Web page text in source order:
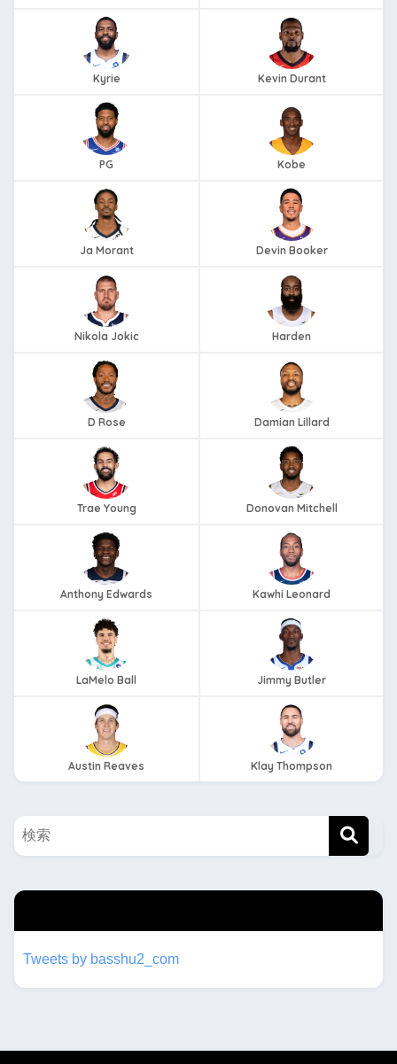
Kyrie Kevin Durant
PG Kobe
Ja Morant Devin Booker
Nikola Jokic Harden
D Rose Damian Lillard
Trae Young Donovan Mitchell
Anthony Edwards Kawhi Leonard
LaMelo Ball Jimmy Butler
Austin Reaves Klay Thompson
Tweets by basshu2_com